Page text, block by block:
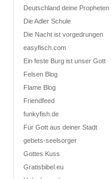
Deutschland deine Propheten
Die Adler Schule
Die Nacht ist vorgedrungen
easyfisch.com
Ein feste Burg ist unser Gott
Felsen Blog
Flame Blog
Friendfeed
funkyfish.de
Für Gott aus deiner Stadt
gebets-seelsorger
Gottes Kuss
Gratisbibel.eu